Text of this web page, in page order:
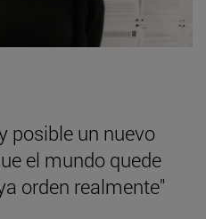
posible un nuevo
el mundo quede
orden realmente"